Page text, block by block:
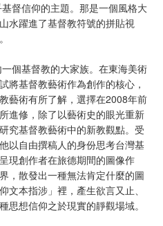
督信仰的主題。那是一個風格大
水躍進了基督教符號的拼貼視
個基督教的大家族。在東海美術
將基督教藝術作為創作的核心，
藝術有所了解，選擇在2008年前
進修，除了以藝術史的眼光重新
究基督教藝術中的新教觀點。受
以自由撰稿人的身份思考台灣基
現創作者在旅德期間的圖像作
，散發出一種無法肯定什麼的圖
文本指涉」裡，產生欲言又止、
思想信仰之於現實的靜觀場域。